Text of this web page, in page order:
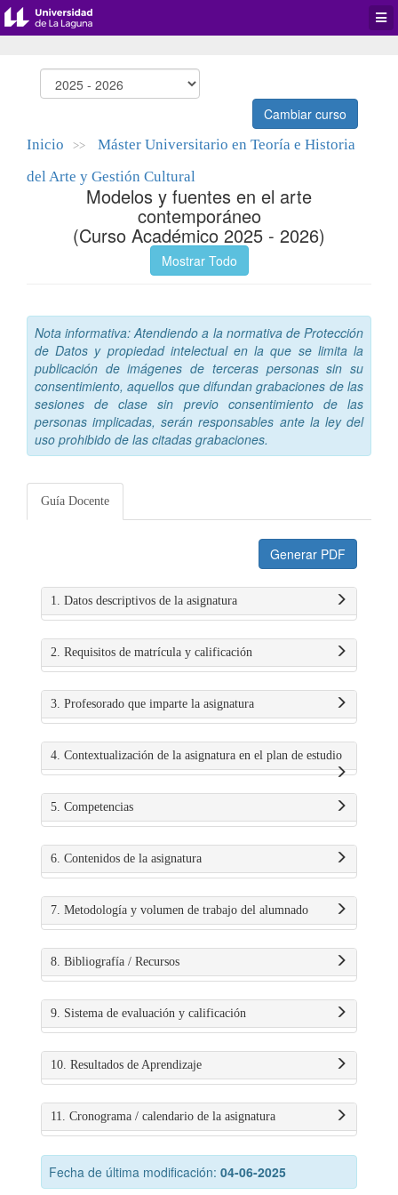
Cambiar curso
Inicio >>
Máster Universitario en Teoría e Historia
del Arte y Gestión Cultural
Modelos y fuentes en el arte
contemporáneo
(Curso Académico 2025 - 2026)
Mostrar Todo
Nota informativa: Atendiendo a la normativa de Protección
de Datos y propiedad intelectual en la que se limita la
publicación de imágenes de terceras personas sin su
consentimiento, aquellos que difundan grabaciones de las
sesiones de clase sin previo consentimiento de las
personas implicadas, serán responsables ante la ley del
uso prohibido de las citadas grabaciones.
Guía Docente
Generar PDF
1. Datos descriptivos de la asignatura
2. Requisitos de matrícula y calificación
3. Profesorado que imparte la asignatura
4. Contextualización de la asignatura en el plan de estudio
5. Competencias
6. Contenidos de la asignatura
7. Metodología y volumen de trabajo del alumnado
8. Bibliografía / Recursos
9. Sistema de evaluación y calificación
10. Resultados de Aprendizaje
11. Cronograma / calendario de la asignatura
Fecha de última modificación: 04-06-2025